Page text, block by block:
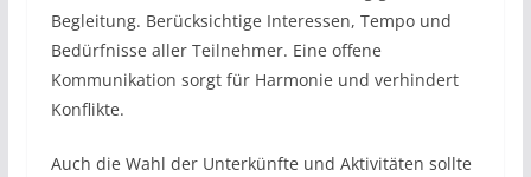
Begleitung. Berücksichtige Interessen, Tempo und
Bedürfnisse aller Teilnehmer. Eine offene
Kommunikation sorgt für Harmonie und verhindert
Konflikte.
Auch die Wahl der Unterkünfte und Aktivitäten sollte